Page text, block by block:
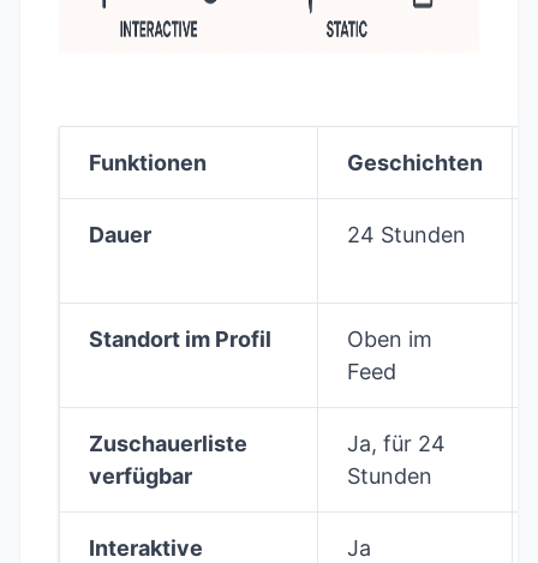
Funktionen Geschichten
Dauer 24 Stunden
Standort im Profil
Oben im
Feed
Zuschauerliste
verfügbar
Ja, für 24
Stunden
Interaktive
Ja